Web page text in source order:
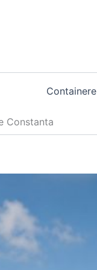
Containere
Constanta